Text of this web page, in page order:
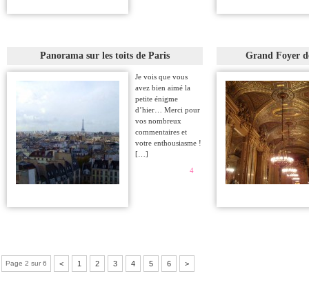
Panorama sur les toits de Paris
Je vois que vous
avez bien aimé la
petite énigme
d’hier… Merci pour
vos nombreux
commentaires et
votre enthousiasme !
[…]
4
Grand Foyer
Page 2 sur 6 < 1 2 3 4 5 6 >